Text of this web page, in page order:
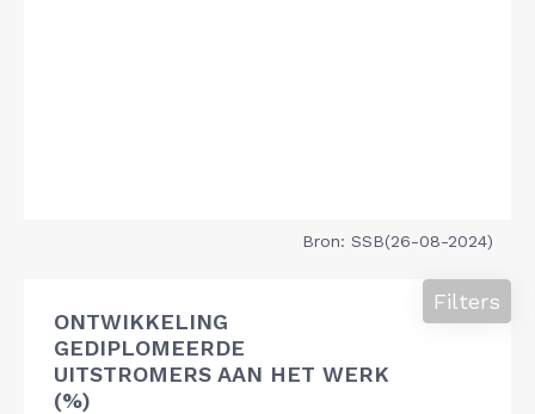
Bron: SSB(26-08-2024)
ONTWIKKELING
GEDIPLOMEERDE
UITSTROMERS AAN HET WERK
(%)
Filters